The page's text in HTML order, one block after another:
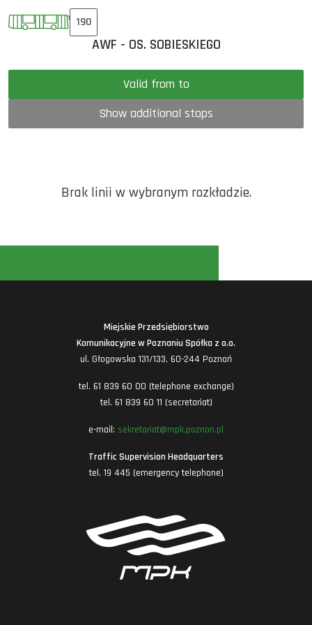
190
AWF - OS. SOBIESKIEGO
Valid from to
Show additional stops
Brak linii w wybranym rozkładzie.
Miejskie Przedsiębiorstwo
Komunikacyjne w Poznaniu Spółka z o.o.
ul. Głogowska 131/133, 60-244 Poznań
tel. 61 839 60 00 (telephone exchange)
tel. 61 839 60 11 (secretariat)
e-mail: sekretariat@mpk.poznan.pl
Traffic Supervision Headquarters
tel. 19 445 (emergency telephone)